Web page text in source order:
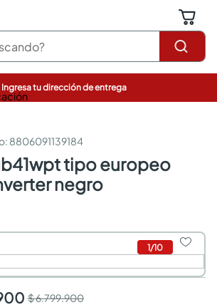
Ingresa tu dirección de entrega
: 8806091139184
negro
1/10
$ 6.799.900